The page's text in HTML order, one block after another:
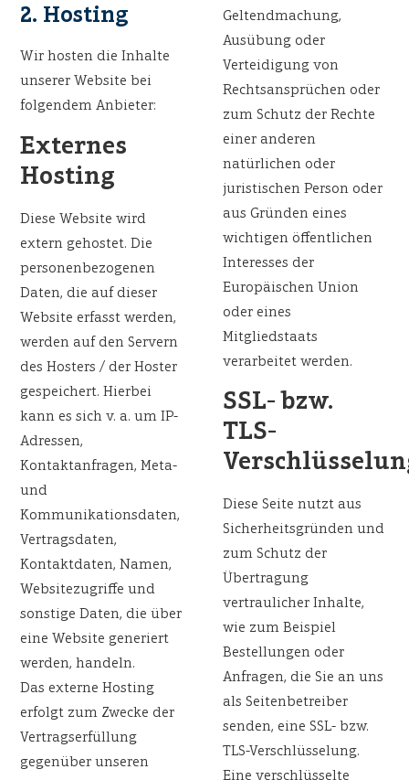
2. Hosting
Wir hosten die Inhalte
unserer Website bei
folgendem Anbieter:
Externes
Hosting
Diese Website wird
extern gehostet. Die
personenbezogenen
Daten, die auf dieser
Website erfasst werden,
werden auf den Servern
des Hosters / der Hoster
gespeichert. Hierbei
kann es sich v. a. um IP-
Adressen,
Kontaktanfragen, Meta-
und
Kommunikationsdaten,
Vertragsdaten,
Kontaktdaten, Namen,
Websitezugriffe und
sonstige Daten, die über
eine Website generiert
werden, handeln.
Das externe Hosting
erfolgt zum Zwecke der
Vertragserfüllung
gegenüber unseren
Geltendmachung,
Ausübung oder
Verteidigung von
Rechtsansprüchen oder
zum Schutz der Rechte
einer anderen
natürlichen oder
juristischen Person oder
aus Gründen eines
wichtigen öffentlichen
Interesses der
Europäischen Union
oder eines
Mitgliedstaats
verarbeitet werden.
SSL- bzw.
TLS-
Diese Seite nutzt aus
Sicherheitsgründen und
zum Schutz der
Übertragung
vertraulicher Inhalte,
wie zum Beispiel
Bestellungen oder
Anfragen, die Sie an uns
als Seitenbetreiber
senden, eine SSL- bzw.
TLS-Verschlüsselung.
Eine verschlüsselte